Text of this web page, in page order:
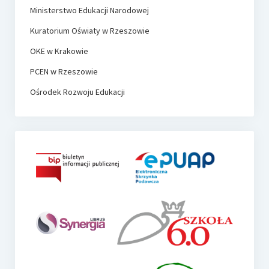
Ministerstwo Edukacji Narodowej
Kuratorium Oświaty w Rzeszowie
OKE w Krakowie
PCEN w Rzeszowie
Ośrodek Rozwoju Edukacji